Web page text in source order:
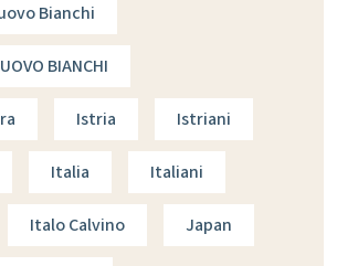
Bianchi
BIANCHI
Istria Istriani
Italia Italiani
Italo Calvino Japan